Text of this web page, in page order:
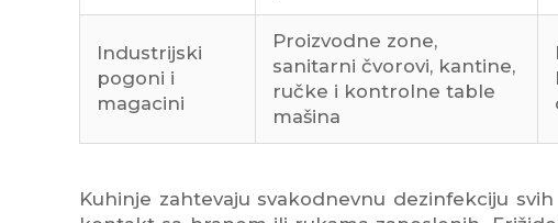
Industrijski
pogoni i
magacini
Proizvodne zone,
sanitarni čvorovi, kantine,
ručke i kontrolne table
mašina
Kuhinje zahtevaju svakodnevnu dezinfekciju